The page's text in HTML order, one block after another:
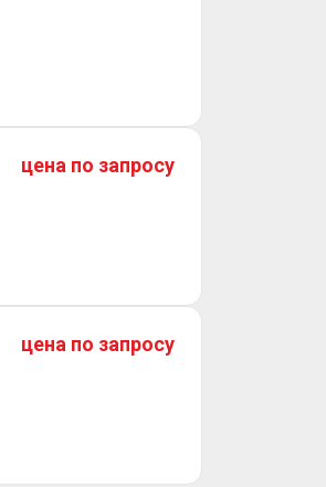
цена по запросу
цена по запросу